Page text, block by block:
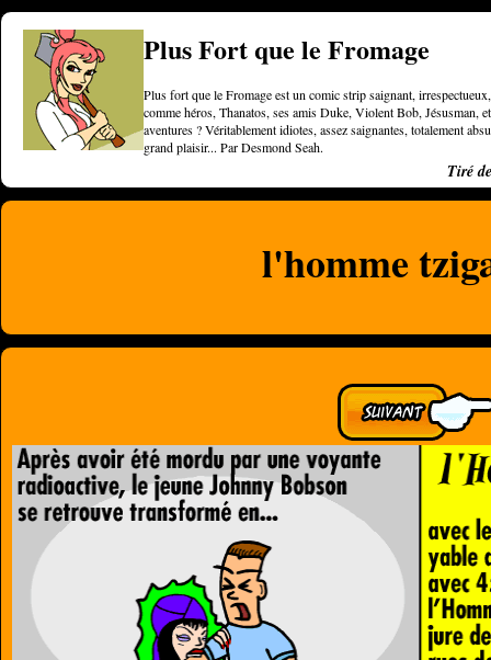
Plus Fort que le Fromage
Plus fort que le Fromage est un comic strip saignant,
comme héros, Thanatos, ses amis Duke, Violent Bob, Jésusman,
aventures ? Véritablement idiotes, assez saignantes, totalement
grand plaisir... Par Desmond Seah.
Tiré
l'homme